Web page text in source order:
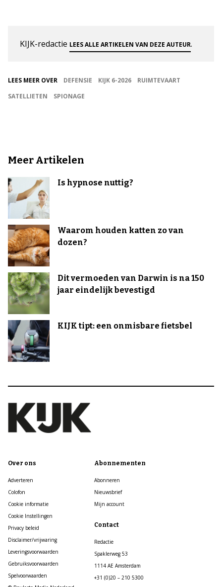
KIJK-redactie LEES ALLE ARTIKELEN VAN DEZE AUTEUR.
LEES MEER OVER DEFENSIE KIJK 6-2026
RUIMTEVAART
SATELLIETEN
SPIONAGE
Meer Artikelen
Is hypnose nuttig?
Waarom houden katten zo van
dozen?
Dit vermoeden van Darwin is na 150
jaar eindelijk bevestigd
KIJK tipt: een onmisbare fietsbel
Over ons
Adverteren
Colofon
Cookie informatie
Cookie Instellingen
Privacy beleid
Disclaimer/vrijwaring
Leveringsvoorwaarden
Gebruiksvoorwaarden
Spelvoorwaarden
Abonnementen
Abonneren
Nieuwsbrief
Mijn account
Contact
Redactie
Spaklerweg 53
1114 AE Amsterdam
+31 (0)20 – 210 5300